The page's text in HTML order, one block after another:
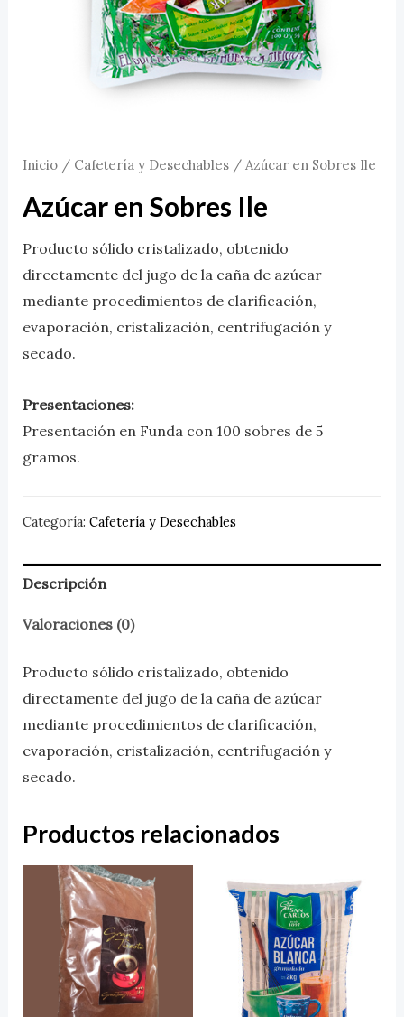
Inicio/ Cafetería y Desechables/ Azúcar en Sobres Ile
Azúcar en Sobres Ile
Producto sólido cristalizado, obtenido
directamente del jugo de la caña de azúcar
mediante procedimientos de clarificación,
evaporación, cristalización, centrifugación y
secado.
Presentaciones:
Presentación en Funda con 100 sobres de 5
gramos.
Categoría: Cafetería y Desechables
Descripción
Valoraciones (0)
Producto sólido cristalizado, obtenido
directamente del jugo de la caña de azúcar
mediante procedimientos de clarificación,
evaporación, cristalización, centrifugación y
secado.
Productos relacionados